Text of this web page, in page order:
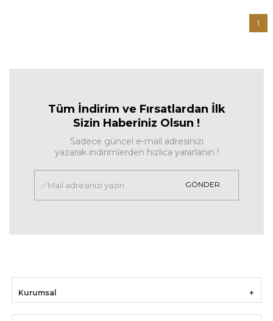
1
Tüm İndirim ve Fırsatlardan İlk
Sizin Haberiniz Olsun !
Sadece güncel e-mail adresinizi
yazarak indirimlerden hızlıca yararlanın !
GÖNDER
Kurumsal